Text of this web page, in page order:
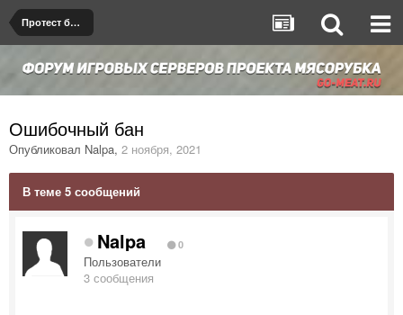
Протест бана/мута
Ошибочный бан
Опубликовал Nalpa, 2 ноября, 2021
В теме 5 сообщений
Nalpa 0
Пользователи
3 сообщения